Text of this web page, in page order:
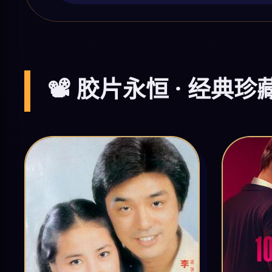
📽️ 胶片永恒 · 经典珍